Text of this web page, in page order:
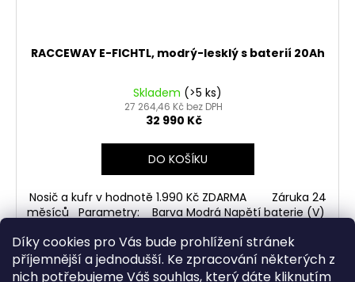
Díky cookies pro Vás bude prohlížení stránek
příjemnější a jednodušší. Ke zpracování některých z
nich potřebujeme Váš souhlas, který dáte kliknutím
RACCEWAY E-FICHTL, modrý-lesklý s baterií 20Ah
Skladem (>5 ks)
27 264,46 Kč bez DPH
32 990 Kč
DO KOŠÍKU
Nosič a kufr v hodnotě 1.990 Kč ZDARMA Záruka 24
měsíců Parametry: Barva Modrá Napětí baterie (V)